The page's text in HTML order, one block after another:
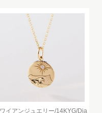
イアンジュエリー/14KYG/Dia